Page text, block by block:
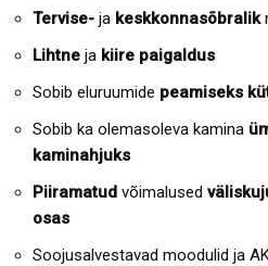
Tervise- ja keskkonnasõbralik
Lihtne ja kiire paigaldus
Sobib eluruumide peamiseks
Sobib ka olemasoleva kamina
kaminahjuks
Piiramatud võimalused
osas
Soojusalvestavad moodulid ja